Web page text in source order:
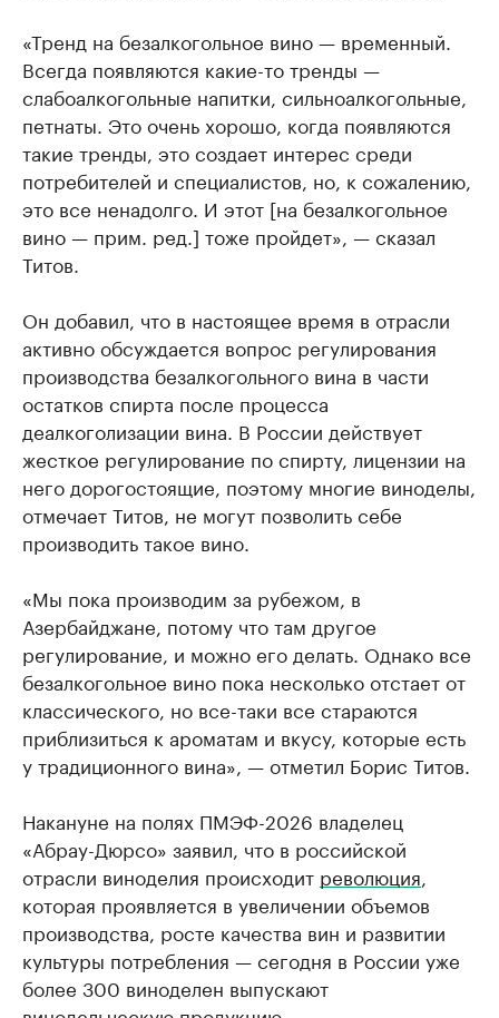
«Тренд на безалкогольное вино — временный.
Всегда появляются какие-то тренды —
слабоалкогольные напитки, сильноалкогольные,
петнаты. Это очень хорошо, когда появляются
такие тренды, это создает интерес среди
потребителей и специалистов, но, к сожалению,
это все ненадолго. И этот [на безалкогольное
вино — прим. ред.] тоже пройдет», — сказал
Титов.
Он добавил, что в настоящее время в отрасли
активно обсуждается вопрос регулирования
производства безалкогольного вина в части
остатков спирта после процесса
деалкоголизации вина. В России действует
жесткое регулирование по спирту, лицензии на
него дорогостоящие, поэтому многие виноделы,
отмечает Титов, не могут позволить себе
производить такое вино.
«Мы пока производим за рубежом, в
Азербайджане, потому что там другое
регулирование, и можно его делать. Однако все
безалкогольное вино пока несколько отстает от
классического, но все-таки все стараются
приблизиться к ароматам и вкусу, которые есть
у традиционного вина», — отметил Борис Титов.
Накануне на полях ПМЭФ-2026 владелец
«Абрау-Дюрсо» заявил, что в российской
отрасли виноделия происходит революция
которая проявляется в увеличении объемов
производства, росте качества вин и развитии
культуры потребления — сегодня в России уже
более 300 виноделен выпускают